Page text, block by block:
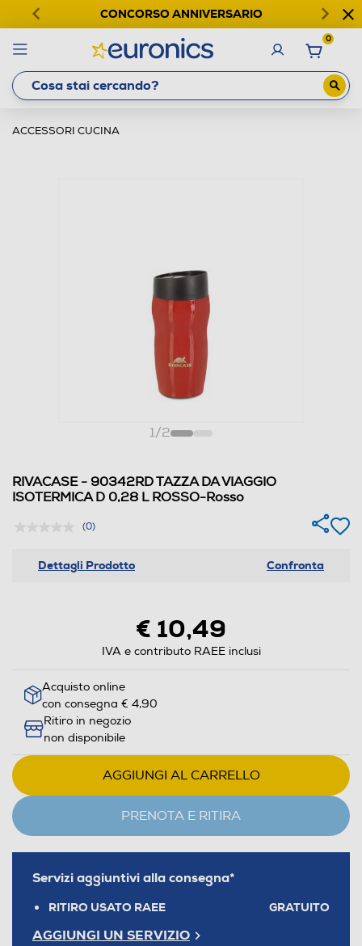
CONCORSO ANNIVERSARIO
0
ACCESSORI CUCINA
1/2
RIVACASE - 90342RD TAZZA DA VIAGGIO
ISOTERMICA D 0,28 L ROSSO-Rosso
(0)
Dettagli Prodotto Confronta
€ 10,49
IVA e contributo RAEE inclusi
Acquisto online
con consegna € 4,90
Ritiro in negozio
non disponibile
AGGIUNGI AL CARRELLO
PRENOTA E RITIRA
Servizi aggiuntivi alla consegna*
RITIRO USATO RAEE GRATUITO
AGGIUNGI UN SERVIZIO